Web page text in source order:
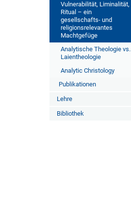
Vulnerabilität, Liminalität,
Ritual – ein
gesellschafts- und
religionsrelevantes
Machtgefüge
Analytische Theologie vs.
Laientheologie
Analytic Christology
Publikationen
Lehre
Bibliothek